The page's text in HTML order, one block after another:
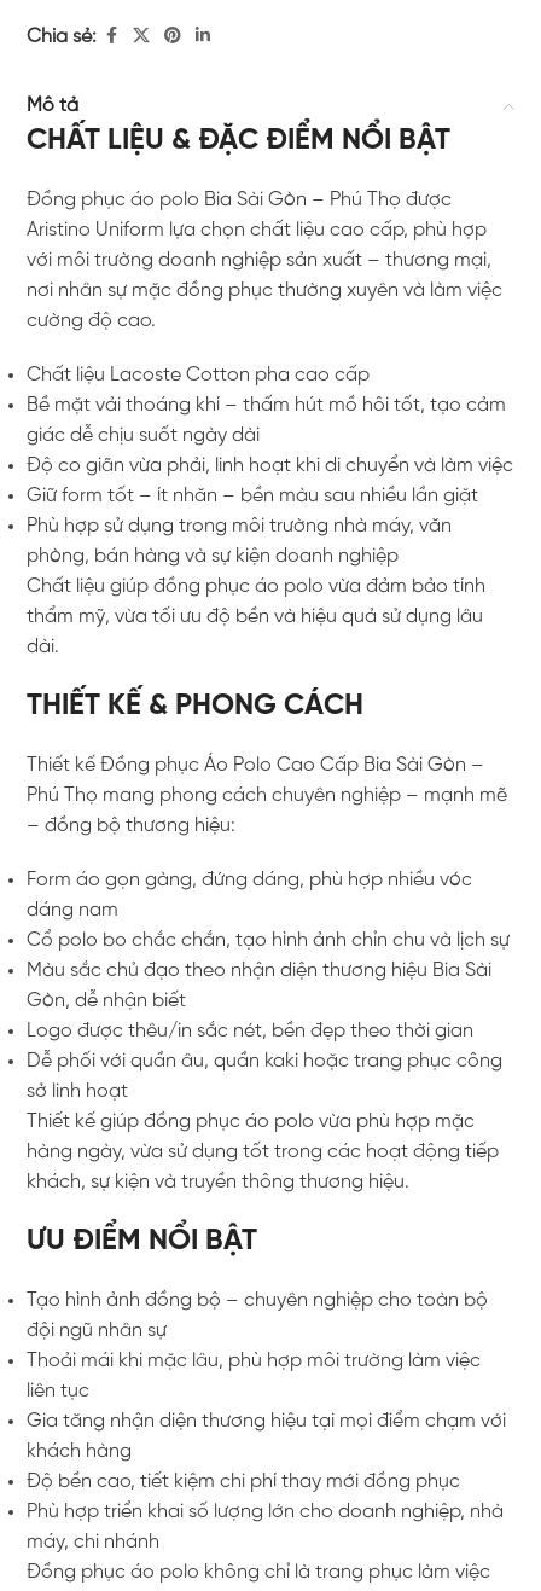
Chia sẻ:
Mô tả
CHẤT LIỆU & ĐẶC ĐIỂM NỔI BẬT
Đồng phục áo polo Bia Sài Gòn – Phú Thọ được
Aristino Uniform lựa chọn chất liệu cao cấp, phù hợp
với môi trường doanh nghiệp sản xuất – thương mại,
nơi nhân sự mặc đồng phục thường xuyên và làm việc
cường độ cao.
Chất liệu Lacoste Cotton pha cao cấp
Bề mặt vải thoáng khí – thấm hút mồ hôi tốt, tạo cảm
giác dễ chịu suốt ngày dài
Độ co giãn vừa phải, linh hoạt khi di chuyển và làm việc
Giữ form tốt – ít nhăn – bền màu sau nhiều lần giặt
Phù hợp sử dụng trong môi trường nhà máy, văn
phòng, bán hàng và sự kiện doanh nghiệp
Chất liệu giúp đồng phục áo polo vừa đảm bảo tính
thẩm mỹ, vừa tối ưu độ bền và hiệu quả sử dụng lâu
dài.
THIẾT KẾ & PHONG CÁCH
Thiết kế Đồng phục Áo Polo Cao Cấp Bia Sài Gòn –
Phú Thọ mang phong cách chuyên nghiệp – mạnh mẽ
– đồng bộ thương hiệu:
Form áo gọn gàng, đứng dáng, phù hợp nhiều vóc
dáng nam
Cổ polo bo chắc chắn, tạo hình ảnh chỉn chu và lịch sự
Màu sắc chủ đạo theo nhận diện thương hiệu Bia Sài
Gòn, dễ nhận biết
Logo được thêu/in sắc nét, bền đẹp theo thời gian
Dễ phối với quần âu, quần kaki hoặc trang phục công
sở linh hoạt
Thiết kế giúp đồng phục áo polo vừa phù hợp mặc
hàng ngày, vừa sử dụng tốt trong các hoạt động tiếp
khách, sự kiện và truyền thông thương hiệu.
ƯU ĐIỂM NỔI BẬT
Tạo hình ảnh đồng bộ – chuyên nghiệp cho toàn bộ
đội ngũ nhân sự
Thoải mái khi mặc lâu, phù hợp môi trường làm việc
liên tục
Gia tăng nhận diện thương hiệu tại mọi điểm chạm với
khách hàng
Độ bền cao, tiết kiệm chi phí thay mới đồng phục
Phù hợp triển khai số lượng lớn cho doanh nghiệp, nhà
máy, chi nhánh
Đồng phục áo polo không chỉ là trang phục làm việc